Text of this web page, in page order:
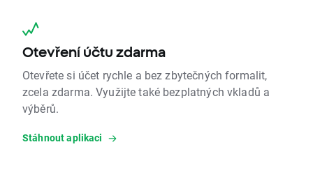
Otevření účtu zdarma
Otevřete si účet rychle a bez zbytečných formalit,
zcela zdarma. Využijte také bezplatných vkladů a
výběrů.
Stáhnout aplikaci